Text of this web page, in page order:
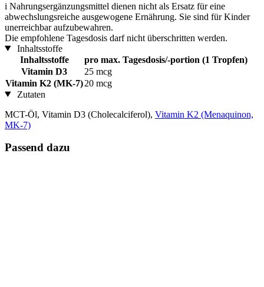
i Nahrungsergänzungsmittel dienen nicht als Ersatz für eine
abwechslungsreiche ausgewogene Ernährung. Sie sind für Kinder
unerreichbar aufzubewahren.
Die empfohlene Tagesdosis darf nicht überschritten werden.
Inhaltsstoffe
Inhaltsstoffe
pro max. Tagesdosis/-portion (1 Tropfen)
Vitamin D3
25 mcg
Vitamin K2 (MK-7)20 mcg
Zutaten
MCT-Öl, Vitamin D3 (Cholecalciferol), Vitamin K2 (Menaquinon,
MK-7)
Passend dazu